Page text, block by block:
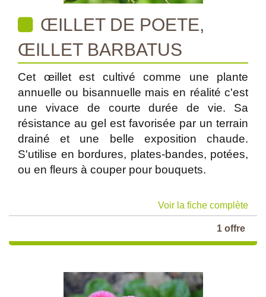
ŒILLET DE POETE,
ŒILLET BARBATUS
Cet œillet est cultivé comme une plante
annuelle ou bisannuelle mais en réalité c'est
une vivace de courte durée de vie. Sa
résistance au gel est favorisée par un terrain
drainé et une belle exposition chaude.
S'utilise en bordures, plates-bandes, potées,
ou en fleurs à couper pour bouquets.
Voir la fiche complète
1 offre